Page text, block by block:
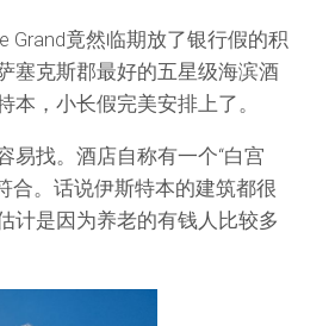
Grand竟然临期放了银行假的积
塞克斯郡最好的五星级海滨酒
，小长假完美安排上了。
易找。酒店自称有一个“白宫
合。话说伊斯特本的建筑都很
计是因为养老的有钱人比较多